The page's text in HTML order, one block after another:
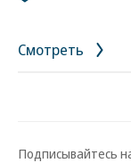
Смотреть
Подписывайтесь